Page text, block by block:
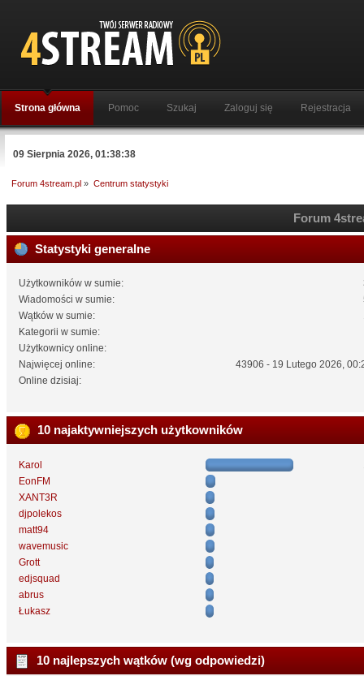
Strona główna Pomoc Szukaj Zaloguj się Rejestracja
09 Sierpnia 2026, 01:38:38
Forum 4stream.pl » Centrum statystyki
Forum
Statystyki generalne
Użytkowników w sumie:
Wiadomości w sumie:
Wątków w sumie:
Kategorii w sumie:
Użytkownicy online:
Najwięcej online:
43906 - 19 Lutego 2026,
Online dzisiaj:
10 najaktywniejszych użytkowników
Karol
EonFM
XANT3R
djpolekos
matt94
wavemusic
Grott
edjsquad
abrus
Łukasz
10 najlepszych wątków (wg odpowiedzi)